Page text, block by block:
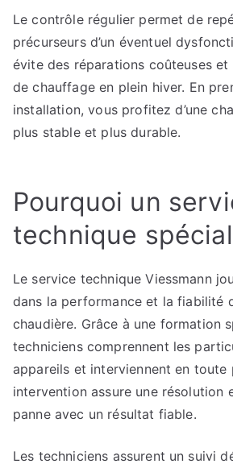
Le contrôle régulier permet de
précurseurs d’un éventuel
évite des réparations coûteuses
de chauffage en plein hiver. En
installation, vous profitez d’une
plus stable et plus durable.
Pourquoi un
technique
Le service technique Viessmann
dans la performance et la fiabilité
chaudière. Grâce à une formation
techniciens comprennent les
appareils et interviennent en toute
intervention assure une résolution
panne avec un résultat fiable.
Les techniciens assurent un suivi